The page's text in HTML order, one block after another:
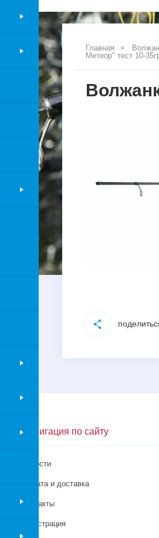
Главная
Метеор" тест 10-
Навигация по сайту
Новости
Оплата и доставка
Контакты
Регистрация